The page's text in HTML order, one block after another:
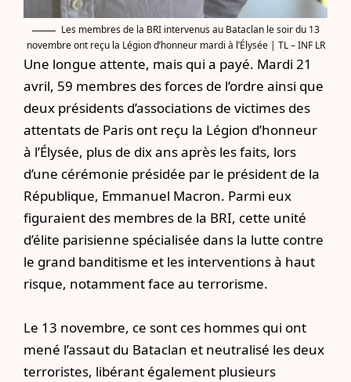
Les membres de la BRI intervenus au Bataclan le soir du 13
novembre ont reçu la Légion d’honneur mardi à l’Élysée | TL – INF LR
Une longue attente, mais qui a payé. Mardi 21
avril, 59 membres des forces de l’ordre ainsi que
deux présidents d’associations de victimes des
attentats de Paris ont reçu la Légion d’honneur
à l’Élysée, plus de dix ans après les faits, lors
d’une cérémonie présidée par le président de la
République, Emmanuel Macron. Parmi eux
figuraient des membres de la BRI, cette unité
d’élite parisienne spécialisée dans la lutte contre
le grand banditisme et les interventions à haut
risque, notamment face au terrorisme.
Le 13 novembre, ce sont ces hommes qui ont
mené l’assaut du Bataclan et neutralisé les deux
terroristes, libérant également plusieurs